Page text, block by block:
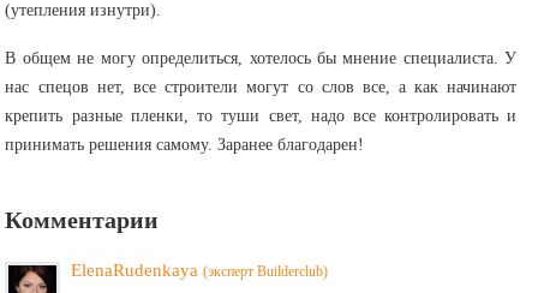
(утепления изнутри).
В общем не могу определиться, хотелось бы мнение специалиста. У
нас спецов нет, все строители могут со слов все, а как начинают
крепить разные пленки, то туши свет, надо все контролировать и
принимать решения самому. Заранее благодарен!
Комментарии
ElenaRudenkaya (эксперт Builderclub)